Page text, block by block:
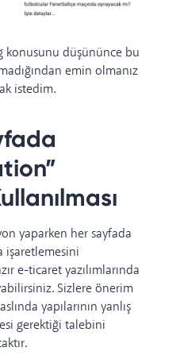
konusunu düşününce bu
emin olmanız
istedim.
yaparken her sayfada
işaretlemesini
e-ticaret yazılımlarında
Sizlere önerim
yapılarının yanlış
gerektiği talebini